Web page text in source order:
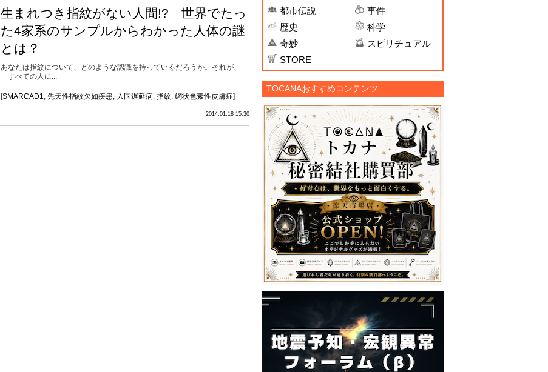
生まれつき指紋がない人間!? 世界でたっ
た4家系のサンプルからわかった人体の謎
とは？
あなたは指紋について、どのような認識を持っているだろうか。それが、
「すべての人に...
[SMARCAD1, 先天性指紋欠如疾患, 入国遅延病, 指紋, 網状色素性皮膚症]
2014.01.18 15:30
都市伝説
事件
歴史
科学
奇妙
スピリチュアル
STORE
TOCANAおすすめコンテンツ